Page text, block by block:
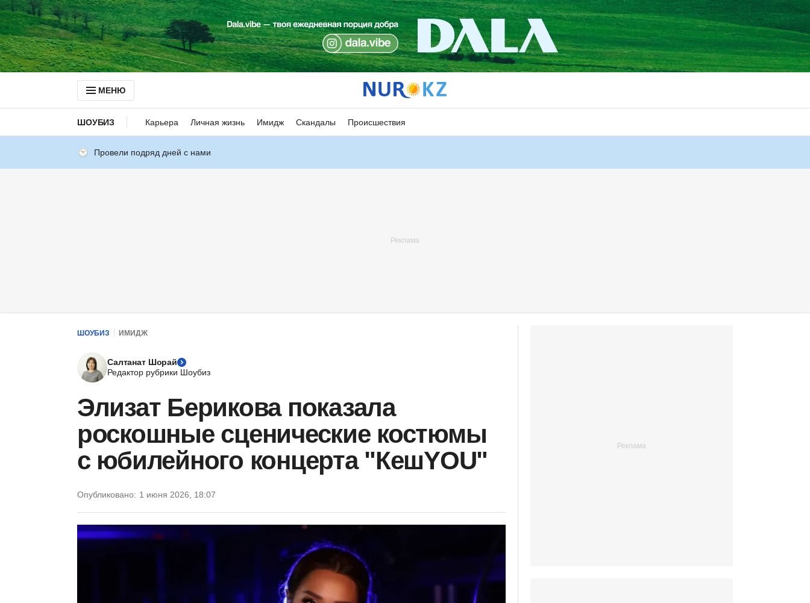
МЕНЮ
ШОУБИЗ Карьера Личная жизнь Имидж Скандалы Происшествия
Провели подряд дней с нами
ШОУБИЗ ИМИДЖ
Салтанат Шорай
Редактор рубрики Шоубиз
Элизат Берикова показала
роскошные сценические костюмы
с юбилейного концерта "КешYOU"
Опубликовано: 1 июня 2026, 18:07